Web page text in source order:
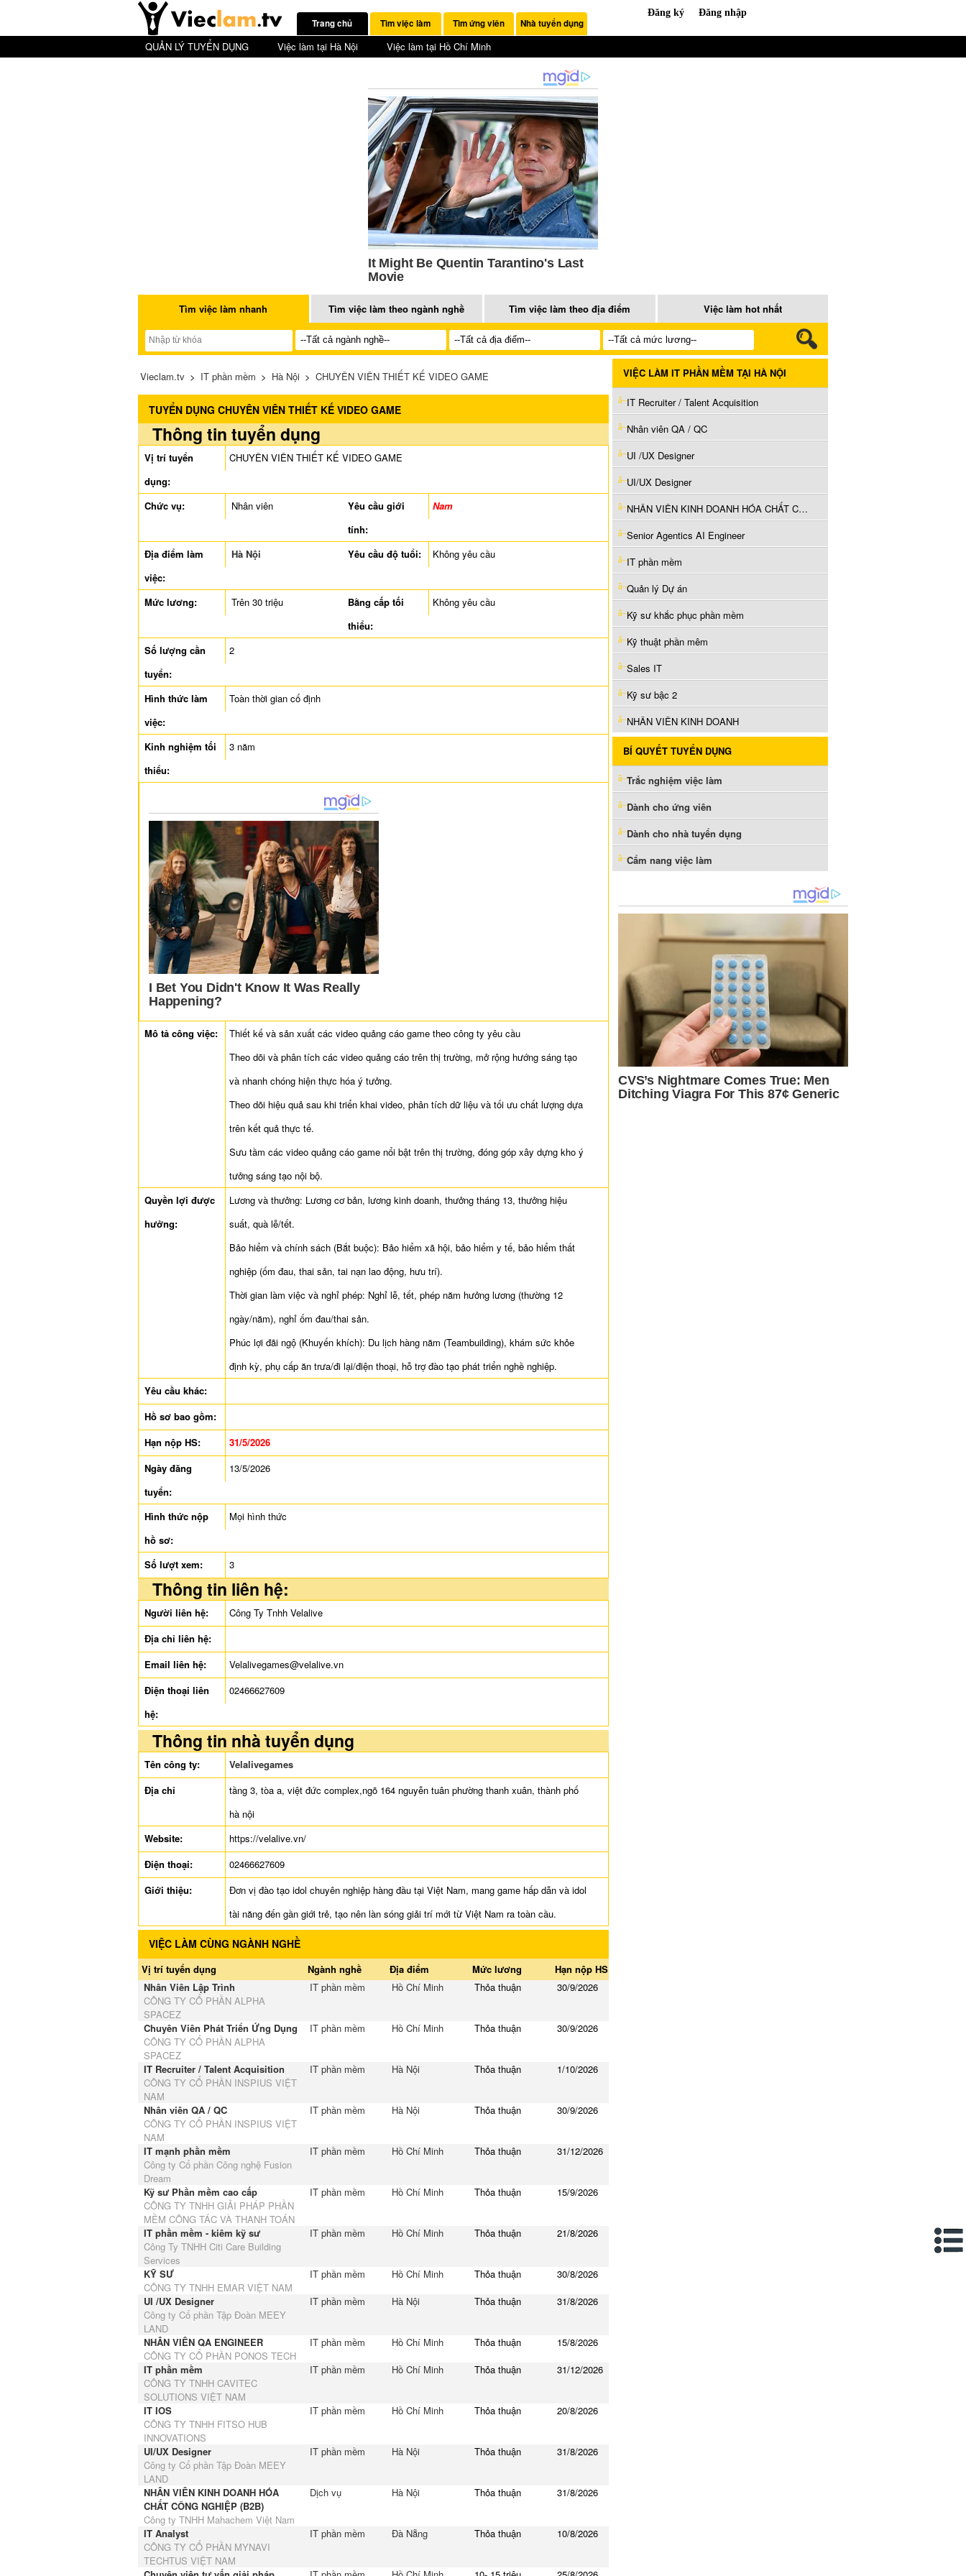
Trang chủ Tìm việc làm Tìm ứng viên Nhà tuyển dụng
QUẢN LÝ TUYỂN DỤNG Việc làm tại Hà Nội Việc làm tại Hồ Chí Minh
Tìm việc làm nhanh Tìm việc làm theo ngành nghề Tìm việc làm theo địa điểm Việc làm hot nhất
Vieclam.tv > IT phần mềm > Hà Nội > CHUYÊN VIÊN THIẾT KẾ VIDEO GAME
TUYỂN DỤNG CHUYÊN VIÊN THIẾT KẾ VIDEO GAME
Thông tin tuyển dụng
Vị trí tuyển
dụng:
CHUYÊN VIÊN THIẾT KẾ VIDEO GAME
Chức vụ: Nhân viên
Yêu cầu giới
tính:
Nam
Địa điểm làm
việc:
Hà Nội Yêu cầu độ tuổi: Không yêu cầu
Mức lương: Trên 30 triệu
Bằng cấp tối
thiểu:
Không yêu cầu
Số lượng cần
tuyển:
2
Hình thức làm
việc:
Toàn thời gian cố định
Kinh nghiệm tối
thiểu:
3 năm
Mô tả công việc:
Thiết kế và sản xuất các video quảng cáo game theo công ty yêu cầu
Theo dõi và phân tích các video quảng cáo trên thị trường, mở rộng hướng sáng tạo
và nhanh chóng hiện thực hóa ý tưởng.
Theo dõi hiệu quả sau khi triển khai video, phân tích dữ liệu và tối ưu chất lượng dựa
trên kết quả thực tế.
Sưu tầm các video quảng cáo game nổi bật trên thị trường, đóng góp xây dựng kho ý
tưởng sáng tạo nội bộ.
Quyền lợi được
hưởng:
Lương và thưởng: Lương cơ bản, lương kinh doanh, thưởng tháng 13, thưởng hiệu
suất, quà lễ/tết.
Bảo hiểm và chính sách (Bắt buộc): Bảo hiểm xã hội, bảo hiểm y tế, bảo hiểm thất
nghiệp (ốm đau, thai sản, tai nạn lao động, hưu trí).
Thời gian làm việc và nghỉ phép: Nghỉ lễ, tết, phép năm hưởng lương (thường 12
ngày/năm), nghỉ ốm đau/thai sản.
Phúc lợi đãi ngộ (Khuyến khích): Du lịch hàng năm (Teambuilding), khám sức khỏe
định kỳ, phụ cấp ăn trưa/đi lại/điện thoại, hỗ trợ đào tạo phát triển nghề nghiệp.
Yêu cầu khác:
Hồ sơ bao gồm:
Hạn nộp HS:
31/5/2026
Ngày đăng
tuyển:
13/5/2026
Hình thức nộp
hồ sơ:
Mọi hình thức
Số lượt xem: 3
Thông tin liên hệ:
Người liên hệ:
Công Ty Tnhh Velalive
Địa chỉ liên hệ:
Email liên hệ:
Velalivegames@velalive.vn
Điện thoại liên
hệ:
02466627609
Thông tin nhà tuyển dụng
Tên công ty:
Velalivegames
Địa chỉ
tầng 3, tòa a, việt đức complex,ngõ 164 nguyễn tuân phường thanh xuân, thành phố
hà nội
Website:
https://velalive.vn/
Điện thoại:
02466627609
Giới thiệu:
Đơn vị đào tạo idol chuyên nghiệp hàng đầu tại Việt Nam, mang game hấp dẫn và idol
tài năng đến gần giới trẻ, tạo nên làn sóng giải trí mới từ Việt Nam ra toàn cầu.
VIỆC LÀM CÙNG NGÀNH NGHỀ
Vị trí tuyển dụng Ngành nghề Địa điểm Mức lương
Hạn nộp HS
Nhân Viên Lập Trình
CÔNG TY CỔ PHẦN ALPHA
SPACEZ
IT phần mềm Hồ Chí Minh Thỏa thuận 30/9/2026
Chuyên Viên Phát Triển Ứng Dụng
CÔNG TY CỔ PHẦN ALPHA
SPACEZ
IT phần mềm Hồ Chí Minh Thỏa thuận 30/9/2026
IT Recruiter / Talent Acquisition
CÔNG TY CỔ PHẦN INSPIUS VIỆT
NAM
IT phần mềm Hà Nội Thỏa thuận 1/10/2026
Nhân viên QA / QC
CÔNG TY CỔ PHẦN INSPIUS VIỆT
NAM
IT phần mềm Hà Nội Thỏa thuận 30/9/2026
IT mạnh phần mềm
Công ty Cổ phần Công nghệ Fusion
Dream
IT phần mềm Hồ Chí Minh Thỏa thuận 31/12/2026
Kỹ sư Phần mềm cao cấp
CÔNG TY TNHH GIẢI PHÁP PHẦN
MỀM CÔNG TÁC VÀ THANH TOÁN
IT phần mềm Hồ Chí Minh Thỏa thuận 15/9/2026
IT phần mềm - kiêm kỹ sư
Công Ty TNHH Citi Care Building
Services
IT phần mềm Hồ Chí Minh Thỏa thuận 21/8/2026
KỸ SƯ
CÔNG TY TNHH EMAR VIỆT NAM
IT phần mềm Hồ Chí Minh Thỏa thuận
30/8/2026
UI /UX Designer
Công ty Cổ phần Tập Đoàn MEEY
LAND
IT phần mềm Hà Nội Thỏa thuận 31/8/2026
NHÂN VIÊN QA ENGINEER
CÔNG TY CỔ PHẦN PONOS TECH
IT phần mềm Hồ Chí Minh Thỏa thuận
15/8/2026
IT phần mềm
CÔNG TY TNHH CAVITEC
SOLUTIONS VIỆT NAM
IT phần mềm Hồ Chí Minh Thỏa thuận 31/12/2026
IT IOS
CÔNG TY TNHH FITSO HUB
INNOVATIONS
IT phần mềm Hồ Chí Minh Thỏa thuận 20/8/2026
UI/UX Designer
Công ty Cổ phần Tập Đoàn MEEY
LAND
IT phần mềm Hà Nội Thỏa thuận 31/8/2026
NHÂN VIÊN KINH DOANH HÓA
CHẤT CÔNG NGHIỆP (B2B)
Công ty TNHH Mahachem Việt Nam
Dịch vụ Hà Nội Thỏa thuận 31/8/2026
IT Analyst
CÔNG TY CỔ PHẦN MYNAVI
TECHTUS VIỆT NAM
IT phần mềm Đà Nẵng Thỏa thuận 10/8/2026
VIỆC LÀM IT PHẦN MỀM TẠI HÀ NỘI
IT Recruiter / Talent Acquisition
Nhân viên QA / QC
UI /UX Designer
UI/UX Designer
NHÂN VIÊN KINH DOANH HÓA CHẤT CÔNG NGHIỆP (B2B)
Senior Agentics AI Engineer
IT phần mềm
Quản lý Dự án
Kỹ sư khắc phục phần mềm
Kỹ thuật phần mêm
Sales IT
Kỹ sư bậc 2
NHÂN VIÊN KINH DOANH
BÍ QUYẾT TUYỂN DỤNG
Trắc nghiệm việc làm
Dành cho ứng viên
Dành cho nhà tuyển dụng
Cẩm nang việc làm